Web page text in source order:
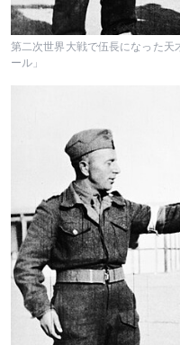
第二次世界大戦で伍長になった
ール」